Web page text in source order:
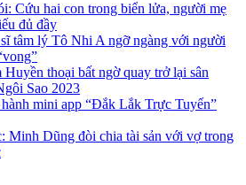
Cứu hai con trong biển lửa, người mẹ
đủ đầy
tâm lý Tô Nhi A ngỡ ngàng với người
thoại bất ngờ quay trở lại sân
Sao 2023
mini app “Đắk Lắk Trực Tuyến”
Minh Dũng đòi chia tài sản với vợ trong